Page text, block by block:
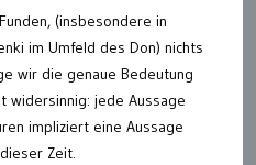
(insbesondere in
im Umfeld des Don) nichts
wir die genaue Bedeutung
widersinnig: jede Aussage
impliziert eine Aussage
Zeit.